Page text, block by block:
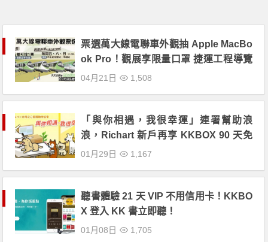
票選萬大線電聯車外觀抽 Apple MacBo
ok Pro！觀展享限量口罩 捷運工程導覽
免費體驗！
04月21日 1,508
「與你相遇，我很幸運」連署幫助浪
浪，Richart 新戶再享 KKBOX 90 天免
費！
01月29日 1,167
聽書體驗 21 天 VIP 不用信用卡！KKBO
X 登入 KK 書立即聽！
01月08日 1,705